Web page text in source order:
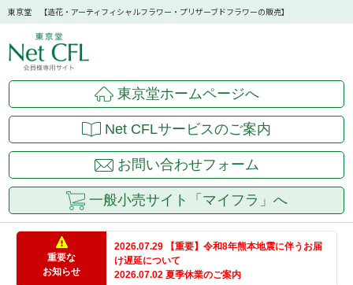
東京堂 【造花・アーティフィシャルフラワー・プリザーブドフラワーの販売】
東京堂ホームページへ
Net CFLサービスのご案内
お問い合わせフォーム
一般小売サイト「マイフラ」へ
重要な
お知らせ
2026.07.29 【重要】令和8年熊本地震に伴うお届
け遅延について
2026.07.02 夏季休業のご案内